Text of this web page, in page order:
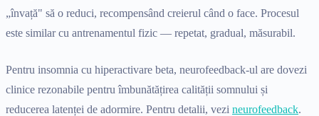
„învață" să o reduci, recompensând creierul când o face. Procesul
este similar cu antrenamentul fizic — repetat, gradual, măsurabil.
Pentru insomnia cu hiperactivare beta, neurofeedback-ul are dovezi
clinice rezonabile pentru îmbunătățirea calității somnului și
reducerea latenței de adormire. Pentru detalii, vezi neurofeedback.